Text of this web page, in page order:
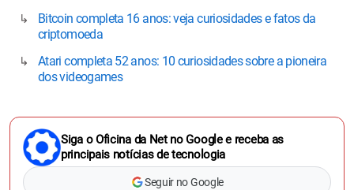
Bitcoin completa 16 anos: veja curiosidades e fatos da
criptomoeda
Atari completa 52 anos: 10 curiosidades sobre a pioneira
dos videogames
Siga o Oficina da Net no Google e receba as
principais notícias de tecnologia
Seguir no Google